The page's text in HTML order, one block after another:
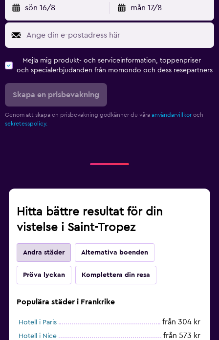
sön 16/8 mån 17/8
Mejla mig produkt- och serviceinformation, toppenpriser
och specialerbjudanden från momondo och dess resepartners
Skapa en prisbevakning
Genom att skapa en prisbevakning godkänner du våra användarvillkor och
sekretesspolicy.
Hitta bättre resultat för din
vistelse i Saint-Tropez
Andra städer Alternativa boenden
Pröva lyckan Komplettera din resa
Populära städer i Frankrike
Hotell i Paris från 304 kr
Hotell i Nice från 573 kr